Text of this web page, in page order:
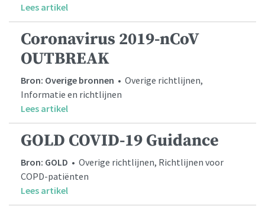
Lees artikel
Coronavirus 2019-nCoV
OUTBREAK
Bron: Overige bronnen • Overige richtlijnen,
Informatie en richtlijnen
Lees artikel
GOLD COVID-19 Guidance
Bron: GOLD • Overige richtlijnen, Richtlijnen voor
COPD-patiënten
Lees artikel